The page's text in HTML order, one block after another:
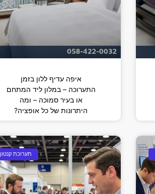
איפה עדיף ללון בזמן
התערוכה – במלון ליד המתחם
או בעיר סמוכה – ומה
היתרונות של כל אופציה?
תערוכת קנטון